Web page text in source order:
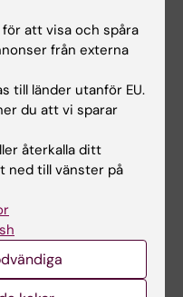
med
att det
genom
i andra
mitt kliniskt
kl 13:00 i
Sankt
för att visa och spåra
från externa
till länder utanför EU.
du att vi sparar
återkalla ditt
ned till vänster på